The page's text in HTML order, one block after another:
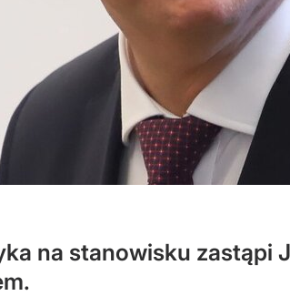
na stanowisku zastąpi